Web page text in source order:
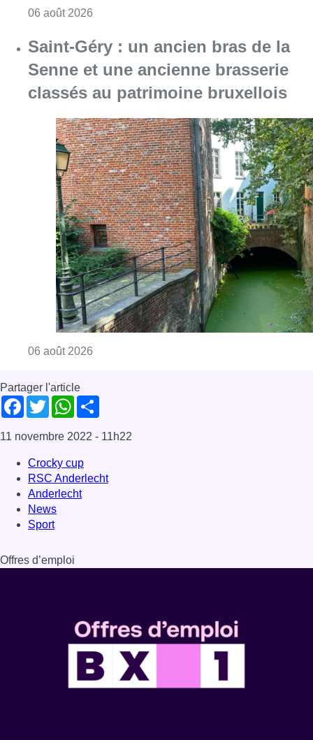
06 août 2026
Saint-Géry : un ancien bras de la
Senne et une ancienne brasserie
classés au patrimoine bruxellois
06 août 2026
Partager l'article
Facebook
TwitterWhatsApp
11 novembre 2022 - 11h22
Crocky cup
RSC Anderlecht
Anderlecht
News
Sport
Offres d’emploi